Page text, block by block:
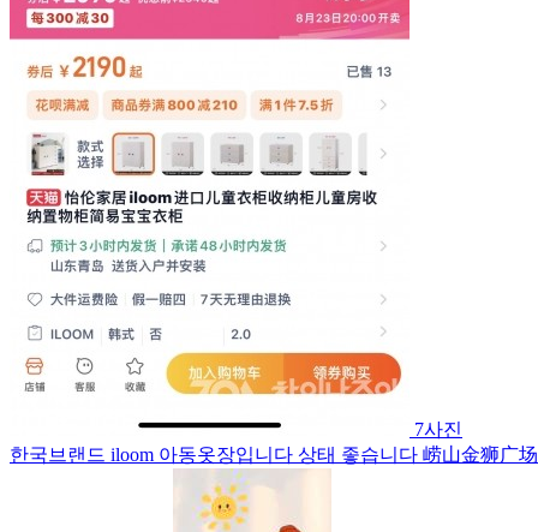
7사진
한국브랜드 iloom 아동옷장입니다 상태 좋습니다 崂山金狮广